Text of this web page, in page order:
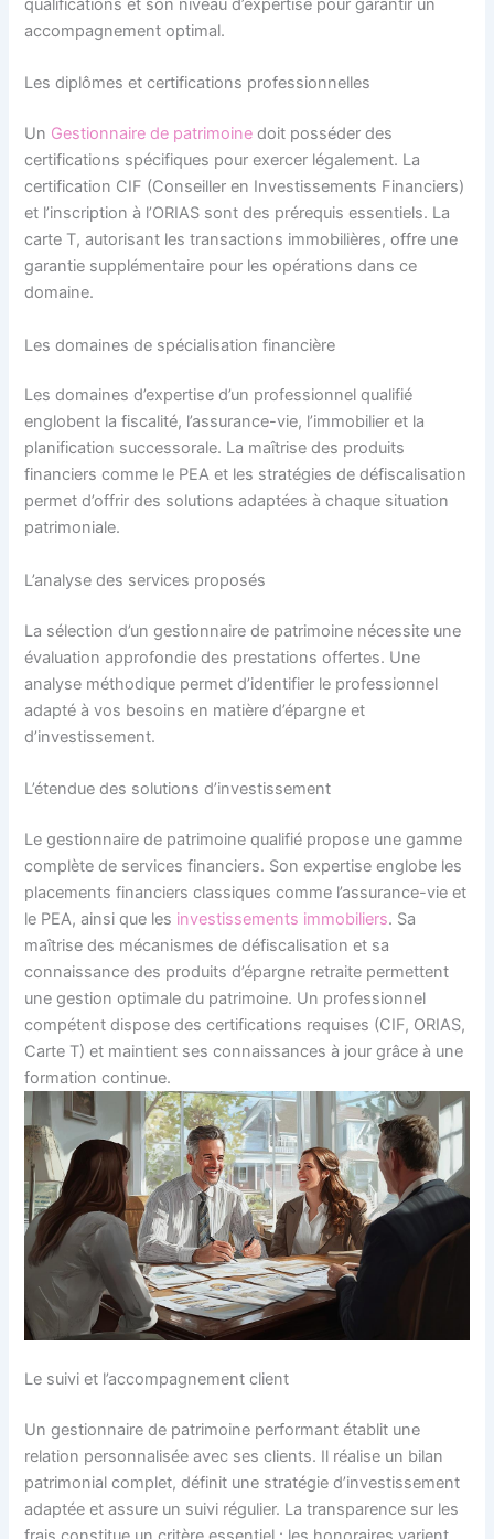
qualifications et son niveau d’expertise pour garantir un
accompagnement optimal.
Les diplômes et certifications professionnelles
Un Gestionnaire de patrimoine doit posséder des
certifications spécifiques pour exercer légalement. La
certification CIF (Conseiller en Investissements Financiers)
et l’inscription à l’ORIAS sont des prérequis essentiels. La
carte T, autorisant les transactions immobilières, offre une
garantie supplémentaire pour les opérations dans ce
domaine.
Les domaines de spécialisation financière
Les domaines d’expertise d’un professionnel qualifié
englobent la fiscalité, l’assurance-vie, l’immobilier et la
planification successorale. La maîtrise des produits
financiers comme le PEA et les stratégies de défiscalisation
permet d’offrir des solutions adaptées à chaque situation
patrimoniale.
L’analyse des services proposés
La sélection d’un gestionnaire de patrimoine nécessite une
évaluation approfondie des prestations offertes. Une
analyse méthodique permet d’identifier le professionnel
adapté à vos besoins en matière d’épargne et
d’investissement.
L’étendue des solutions d’investissement
Le gestionnaire de patrimoine qualifié propose une gamme
complète de services financiers. Son expertise englobe les
placements financiers classiques comme l’assurance-vie et
le PEA, ainsi que les investissements immobiliers. Sa
maîtrise des mécanismes de défiscalisation et sa
connaissance des produits d’épargne retraite permettent
une gestion optimale du patrimoine. Un professionnel
compétent dispose des certifications requises (CIF, ORIAS,
Carte T) et maintient ses connaissances à jour grâce à une
formation continue.
Le suivi et l’accompagnement client
Un gestionnaire de patrimoine performant établit une
relation personnalisée avec ses clients. Il réalise un bilan
patrimonial complet, définit une stratégie d’investissement
adaptée et assure un suivi régulier. La transparence sur les